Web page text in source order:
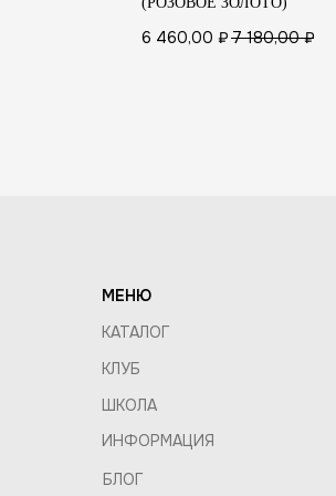
6 460,00 ₽ 7 180,00 ₽
МЕНЮ
КАТАЛОГ
КЛУБ
ШКОЛА
ИНФОРМАЦИЯ
БЛОГ